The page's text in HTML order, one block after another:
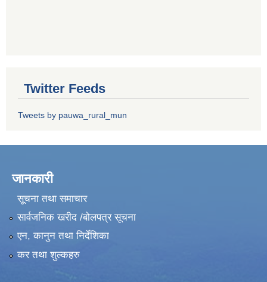
Twitter Feeds
Tweets by pauwa_rural_mun
जानकारी
सूचना तथा समाचार
सार्वजनिक खरीद /बोलपत्र सूचना
एन, कानुन तथा निर्देशिका
कर तथा शुल्कहरु